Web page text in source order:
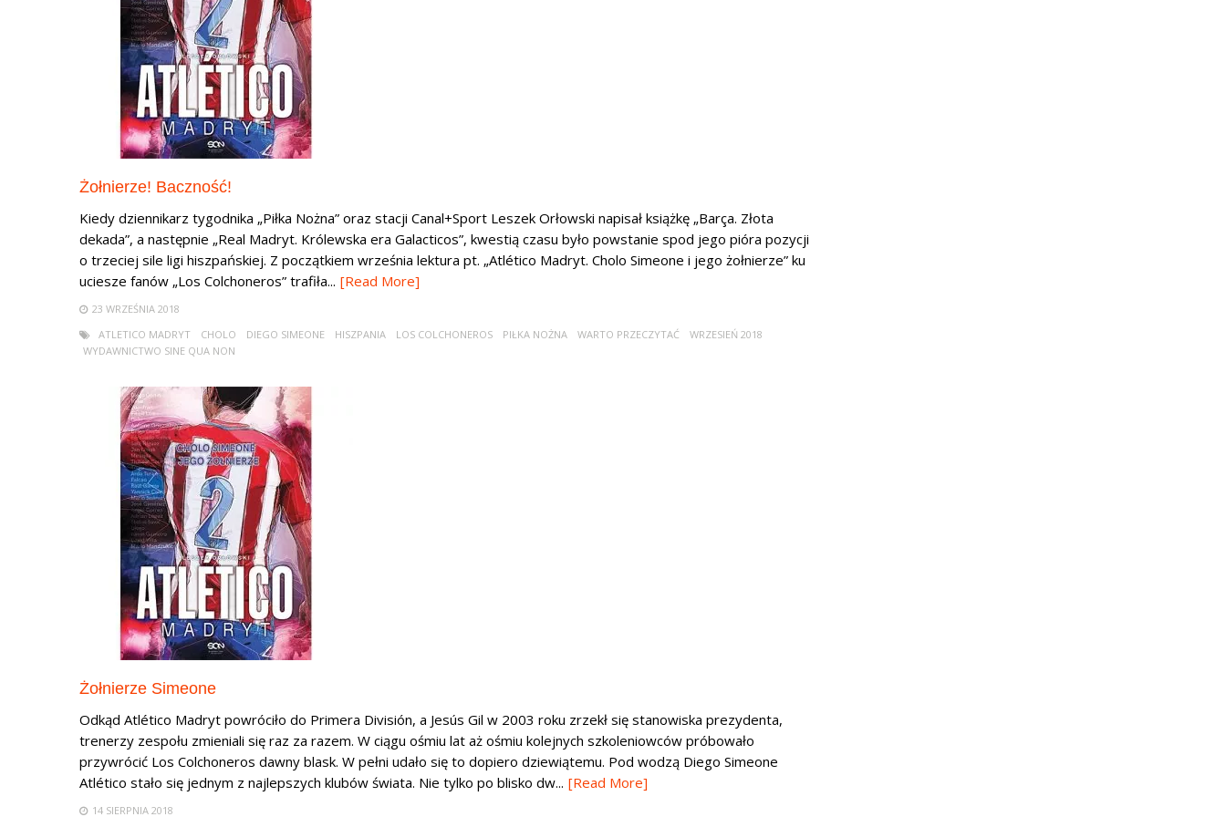
Żołnierze! Baczność!
Kiedy dziennikarz tygodnika „Piłka Nożna” oraz stacji Canal+Sport Leszek Orłowski napisał książkę „Barça. Złota
dekada”, a następnie „Real Madryt. Królewska era Galacticos”, kwestią czasu było powstanie spod jego pióra pozycji
o trzeciej sile ligi hiszpańskiej. Z początkiem września lektura pt. „Atlético Madryt. Cholo Simeone i jego żołnierze” ku
uciesze fanów „Los Colchoneros” trafiła... [Read More]
23 WRZEŚNIA 2018
ATLETICO MADRYT
CHOLO DIEGO SIMEONE HISZPANIA LOS COLCHONEROS PIŁKA NOŻNA WARTO PRZECZYTAĆ
WRZESIEŃ 2018
WYDAWNICTWO SINE QUA NON
Żołnierze Simeone
Odkąd Atlético Madryt powróciło do Primera División, a Jesús Gil w 2003 roku zrzekł się stanowiska prezydenta,
trenerzy zespołu zmieniali się raz za razem. W ciągu ośmiu lat aż ośmiu kolejnych szkoleniowców próbowało
przywrócić Los Colchoneros dawny blask. W pełni udało się to dopiero dziewiątemu. Pod wodzą Diego Simeone
Atlético stało się jednym z najlepszych klubów świata. Nie tylko po blisko dw... [Read More]
14 SIERPNIA 2018